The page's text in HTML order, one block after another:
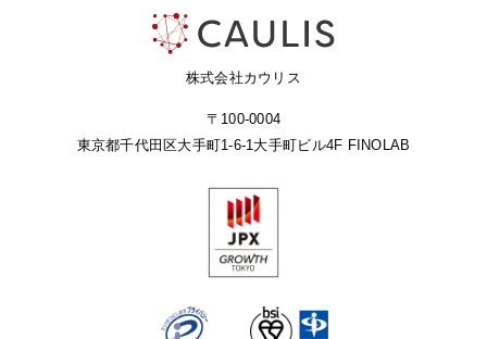
株式会社カウリス
〒100-0004
東京都千代田区大手町1-6-1 大手町ビル4F FINOLAB